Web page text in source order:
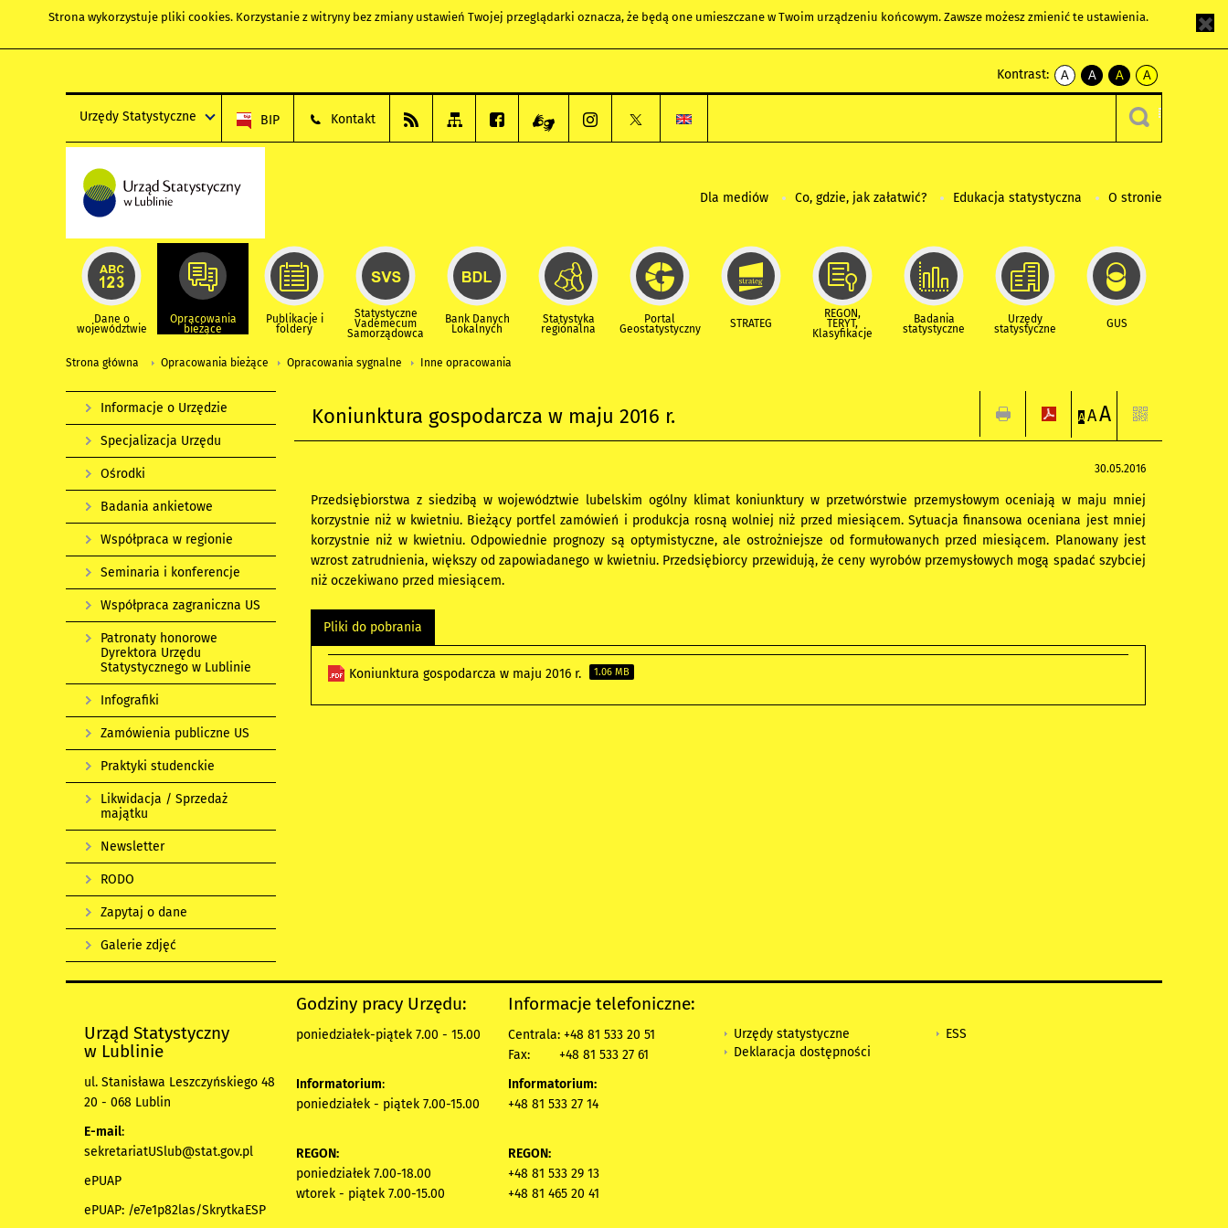
Strona wykorzystuje pliki cookies. Korzystanie z witryny bez zmiany ustawień Twojej przeglądarki oznacza, że będą one umieszczane w Twoim urządzeniu końcowym. Zawsze możesz zmienić te ustawienia.
Kontrast:
A
kontrast
A
kontrast
czarnym
A
kontrast
żółty
tekst
czarnym
A
kontrast
czarny
tekst
żółtym
Urzędy Statystyczne BIP Kontakt
Dla mediów Co, gdzie, jak załatwić? Edukacja statystyczna O stronie
Dane o
województwie
Opracowania
bieżące
Publikacje i
foldery
Statystyczne
Vademecum
Samorządowca
Bank Danych
Lokalnych
Statystyka
regionalna
Portal
Geostatystyczny STRATEG
REGON,
TERYT,
Klasyfikacje
Badania
statystyczne
Urzędy
statystyczne GUS
Strona główna Opracowania bieżące Opracowania sygnalne Inne opracowania
Koniunktura gospodarcza w maju 2016 r. A AA
30.05.2016
Przedsiębiorstwa z siedzibą w województwie lubelskim ogólny klimat koniunktury w przetwórstwie przemysłowym oceniają w maju mniej
korzystnie niż w kwietniu. Bieżący portfel zamówień i produkcja rosną wolniej niż przed miesiącem. Sytuacja finansowa oceniana jest mniej
korzystnie niż w kwietniu. Odpowiednie prognozy są optymistyczne, ale ostrożniejsze od formułowanych przed miesiącem. Planowany jest
wzrost zatrudnienia, większy od zapowiadanego w kwietniu. Przedsiębiorcy przewidują, że ceny wyrobów przemysłowych mogą spadać szybciej
niż oczekiwano przed miesiącem.
Pliki do pobrania
Koniunktura gospodarcza w maju 2016 r. 1.06 MB
Informacje o Urzędzie
Specjalizacja Urzędu
Ośrodki
Badania ankietowe
Współpraca w regionie
Seminaria i konferencje
Współpraca zagraniczna US
Patronaty honorowe
Dyrektora Urzędu
Statystycznego w Lublinie
Infografiki
Zamówienia publiczne US
Praktyki studenckie
Likwidacja / Sprzedaż
majątku
Newsletter
RODO
Zapytaj o dane
Galerie zdjęć
Urząd Statystyczny
w Lublinie
ul. Stanisława Leszczyńskiego 48
20 - 068 Lublin
E-mail:
sekretariatUSlub@stat.gov.pl
ePUAP
ePUAP: /e7e1p82las/SkrytkaESP
Godziny pracy Urzędu:
poniedziałek-piątek 7.00 - 15.00
Informatorium:
poniedziałek - piątek 7.00-15.00
REGON:
poniedziałek 7.00-18.00
wtorek - piątek 7.00-15.00
Informacje telefoniczne:
Centrala: +48 81 533 20 51
Fax:
+48 81 533 27 61
Informatorium:
+48 81 533 27 14
REGON:
+48 81 533 29 13
+48 81 465 20 41
Urzędy statystyczne
Deklaracja dostępności
ESS